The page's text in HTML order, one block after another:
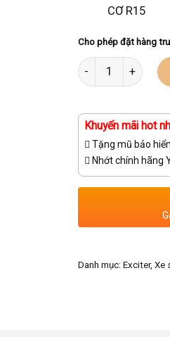
CƠ R15
Cho phép đặt hàng
Số lượng
Khuyến mãi hot
Tặng mũ bảo
Nhớt chính hãng
Danh mục:Exciter,Xe